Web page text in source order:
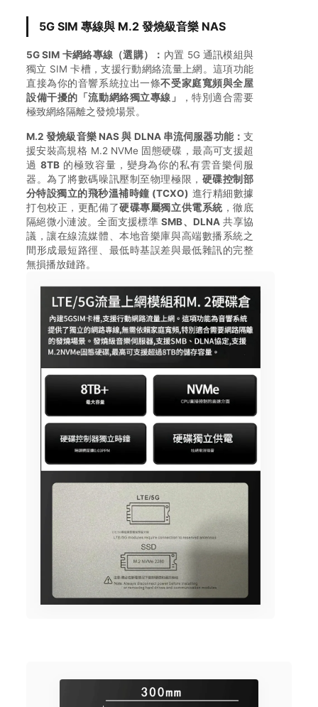
5G SIM 專線與 M.2 發燒級音樂 NAS
5G SIM 卡網絡專線（選購）： 內置 5G 通訊模組與
獨立 SIM 卡槽，支援行動網絡流量上網。這項功能
直接為你的音響系統拉出一條不受家庭寬頻與全屋
設備干擾的「流動網絡獨立專線」
，特別適合需要
極致網絡隔離之發燒場景。
M.2 發燒級音樂 NAS 與 DLNA 串流伺服器功能： 支
援安裝高規格 M.2 NVMe 固態硬碟，最高可支援超
過 8TB的極致容量，變身為你的私有雲音樂伺服
器。為了將數碼噪訊壓制至物理極限， 硬碟控制部
分特設獨立的飛秒溫補時鐘 (TCXO) 進行精細數據
打包校正，更配備了硬碟專屬獨立供電系統 ，徹底
隔絕微小漣波。全面支援標準SMB、DLNA 共享協
議，讓在線流媒體、本地音樂庫與高端數播系統之
間形成最短路徑、最低時基誤差與最低雜訊的完整
無損播放鏈路。